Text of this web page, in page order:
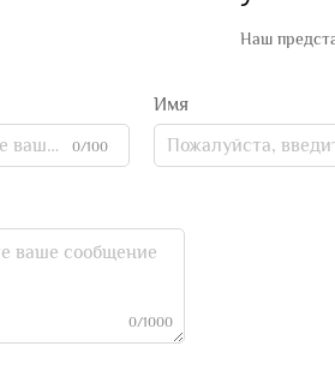
Наш
0/100
Имя
0/1000